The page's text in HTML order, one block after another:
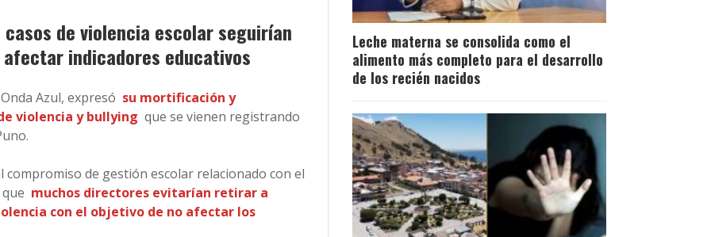
de violencia escolar seguirían
indicadores educativos
Azul, expresó su mortificación y
violencia y bullying que se vienen registrando
de gestión escolar relacionado con el
muchos directores evitarían retirar a
con el objetivo de no afectar los
Leche materna se consolida como el
alimento más completo para el desarrollo
de los recién nacidos